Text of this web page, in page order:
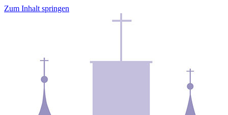
Zum Inhalt springen